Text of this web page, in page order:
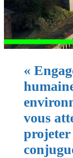
«
vous
projeter